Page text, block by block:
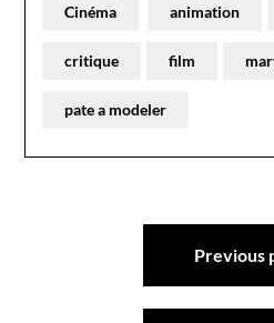
Cinéma animation
critique film
pate a modeler
Navigation
Previous